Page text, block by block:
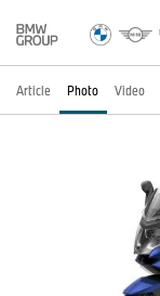
Article Photo Video